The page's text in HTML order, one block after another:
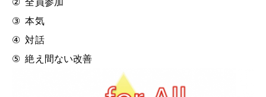
③本気
④対話
⑤絶え間ない改善